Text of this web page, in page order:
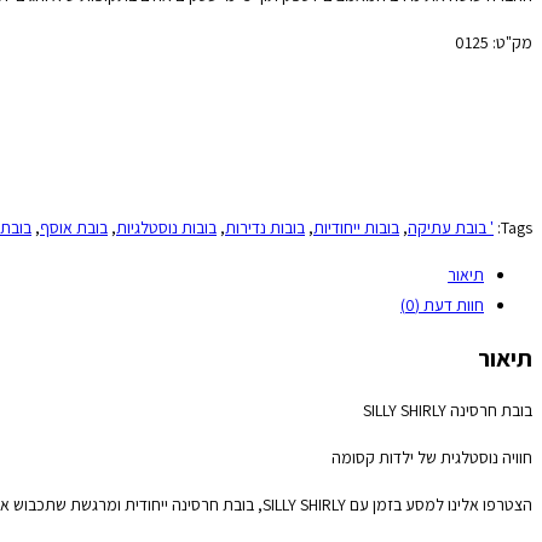
מק"ט: 0125
Tags: ' בובת עתיקה, בובות ייחודיות, בובות נדירות, בובות נוסטלגיות, בובת אוסף,
תיאור
חוות דעת (0)
תיאור
בובת חרסינה SILLY SHIRLY
חוויה נוסטלגית של ילדות קסומה
הצטרפו אלינו למסע בזמן עם SILLY SHIRLY, בובת חרסינה ייחודית ומרגשת שתכבוש את לבכם.